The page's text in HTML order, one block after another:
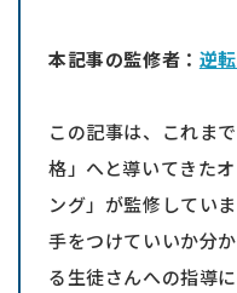
本記事の監修者： 逆
この記事は、これま
格」へと導いてきた
ング」が監修してい
手をつけていいか分
る生徒さんへの指導